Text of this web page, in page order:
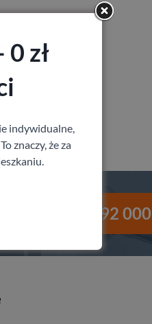
530 992 000
zł
indywidualne,
znaczy, że za